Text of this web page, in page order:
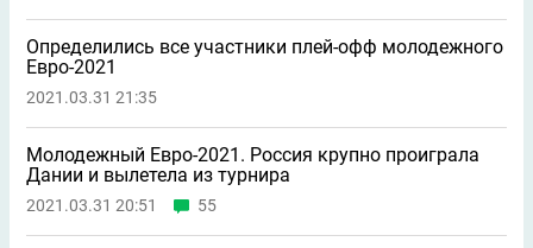
Определились все участники плей-офф молодежного
Евро-2021
2021.03.31 21:35
Молодежный Евро-2021. Россия крупно проиграла
Дании и вылетела из турнира
2021.03.31 20:51 55